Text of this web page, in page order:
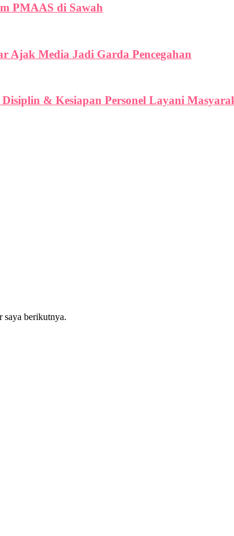
PMAAS di Sawah
Ajak Media Jadi Garda Pencegahan
& Kesiapan Personel Layani
saya berikutnya.